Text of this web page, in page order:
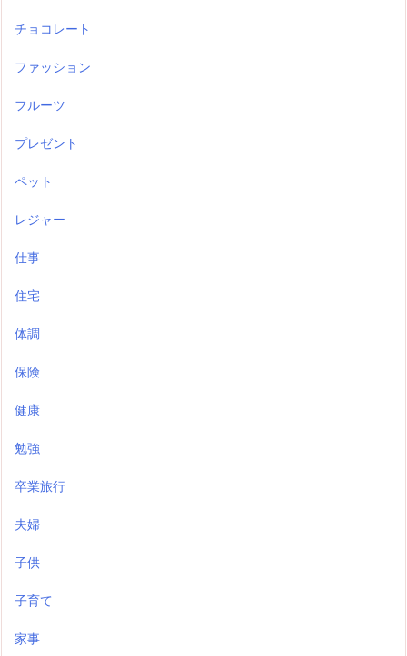
チョコレート
ファッション
フルーツ
プレゼント
ペット
レジャー
仕事
住宅
体調
保険
健康
勉強
卒業旅行
夫婦
子供
子育て
家事